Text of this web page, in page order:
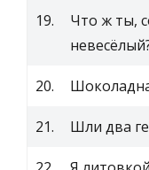
19.
Что ж ты,
20.
21. Шли два